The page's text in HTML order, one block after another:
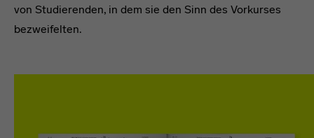
von Studierenden, in dem sie den Sinn des Vorkurses
bezweifelten.